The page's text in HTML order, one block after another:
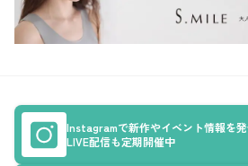
Instagramで新作やイベント情報を
LIVE配信も定期開催中